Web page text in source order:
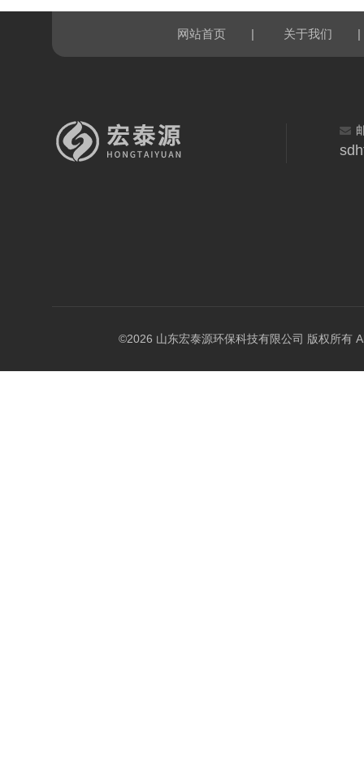
网站首页 | 关于我们 |
©2026 山东宏泰源环保科技有限公司 版权所有